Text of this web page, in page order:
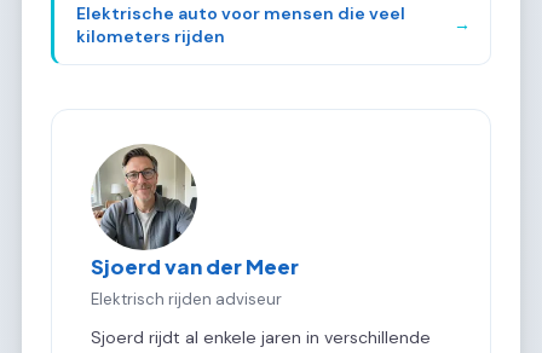
Elektrische auto voor mensen die veel
kilometers rijden
→
Sjoerd van der Meer
Elektrisch rijden adviseur
Sjoerd rijdt al enkele jaren in verschillende